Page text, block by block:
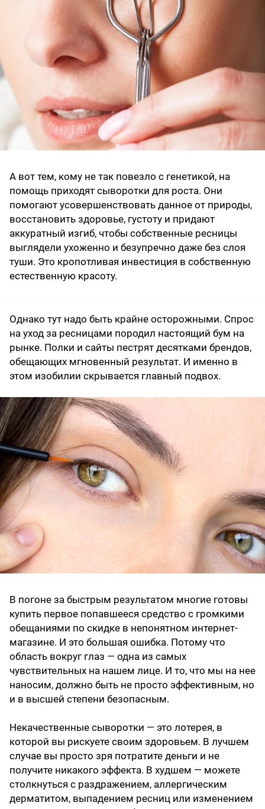
А вот тем, кому не так повезло с генетикой, на
помощь приходят сыворотки для роста. Они
помогают усовершенствовать данное от природы,
восстановить здоровье, густоту и придают
аккуратный изгиб, чтобы собственные ресницы
выглядели ухоженно и безупречно даже без слоя
туши. Это кропотливая инвестиция в собственную
естественную красоту.
Однако тут надо быть крайне осторожными. Спрос
на уход за ресницами породил настоящий бум на
рынке. Полки и сайты пестрят десятками брендов,
обещающих мгновенный результат. И именно в
этом изобилии скрывается главный подвох.
В погоне за быстрым результатом многие готовы
купить первое попавшееся средство с громкими
обещаниями по скидке в непонятном интернет-
магазине. И это большая ошибка. Потому что
область вокруг глаз — одна из самых
чувствительных на нашем лице. И то, что мы на нее
наносим, должно быть не просто эффективным, но
и в высшей степени безопасным.
Некачественные сыворотки — это лотерея, в
которой вы рискуете своим здоровьем. В лучшем
случае вы просто зря потратите деньги и не
получите никакого эффекта. В худшем — можете
столкнуться с раздражением, аллергическим
дерматитом, выпадением ресниц или изменением